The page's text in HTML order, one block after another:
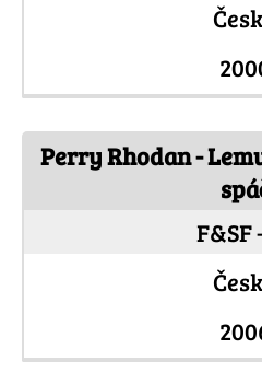
Perry Rhodan -
F&SF